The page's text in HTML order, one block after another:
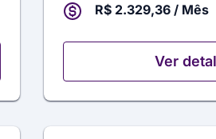
R$ 2.329,36 / Mês
Ver